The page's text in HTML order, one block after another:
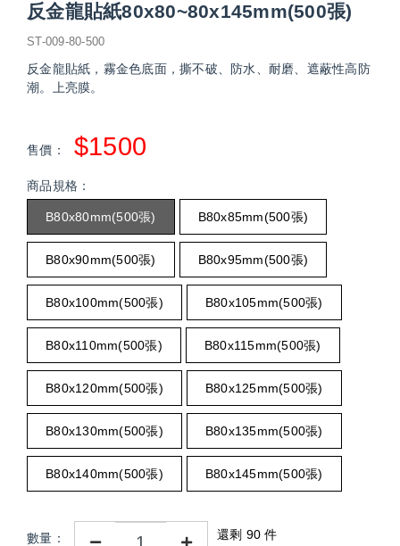
反金龍貼紙80x80~80x145mm(500張)
ST-009-80-500
反金龍貼紙，霧金色底面，撕不破、防水、耐磨、遮蔽性高防
潮。上亮膜。
售價： $1500
商品規格：
B80x80mm(500張) B80x85mm(500張)
B80x90mm(500張) B80x95mm(500張)
B80x100mm(500張) B80x105mm(500張)
B80x110mm(500張) B80x115mm(500張)
B80x120mm(500張) B80x125mm(500張)
B80x130mm(500張) B80x135mm(500張)
B80x140mm(500張) B80x145mm(500張)
數量： 還剩 90 件